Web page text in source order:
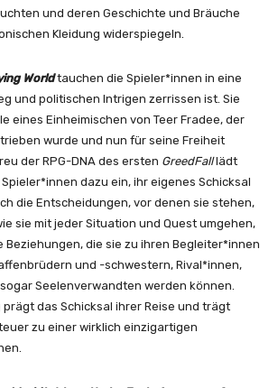
und deren Geschichte und Bräuche
Kleidung widerspiegeln.
Worldtauchen die Spieler*innen in eine
und politischen Intrigen zerrissen ist. Sie
eines Einheimischen von Teer Fradee, der
wurde und nun für seine Freiheit
der RPG-DNA des ersten GreedFalllädt
dazu ein, ihr eigenes Schicksal
die Entscheidungen, vor denen sie stehen,
sie mit jeder Situation und Quest umgehen,
Beziehungen, die sie zu ihren Begleiter*innen
und -schwestern, Rival*innen,
Seelenverwandten werden können.
das Schicksal ihrer Reise und trägt
zu einer wirklich einzigartigen